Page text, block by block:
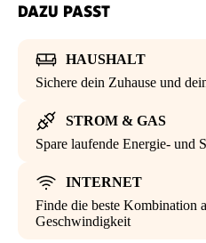
DAZU PASST
HAUSHALT
Sichere dein Zuhause und
STROM & GAS
Spare laufende Energie- und
INTERNET
Finde die beste Kombination
Geschwindigkeit